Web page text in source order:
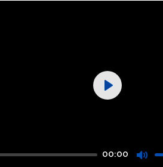
00:00
Play